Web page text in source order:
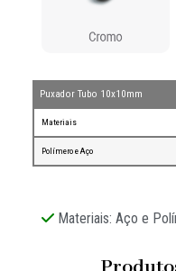
Puxador Tubo 10x10mm
Materiais
Polímero e Aço
Materiais: Aço e